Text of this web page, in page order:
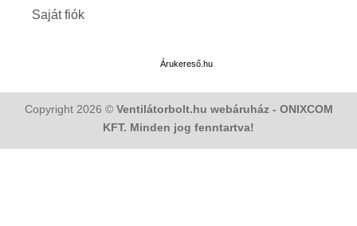
Saját fiók
Árukereső.hu
Copyright 2026 © Ventilátorbolt.hu webáruház - ONIXCOM
KFT. Minden jog fenntartva!